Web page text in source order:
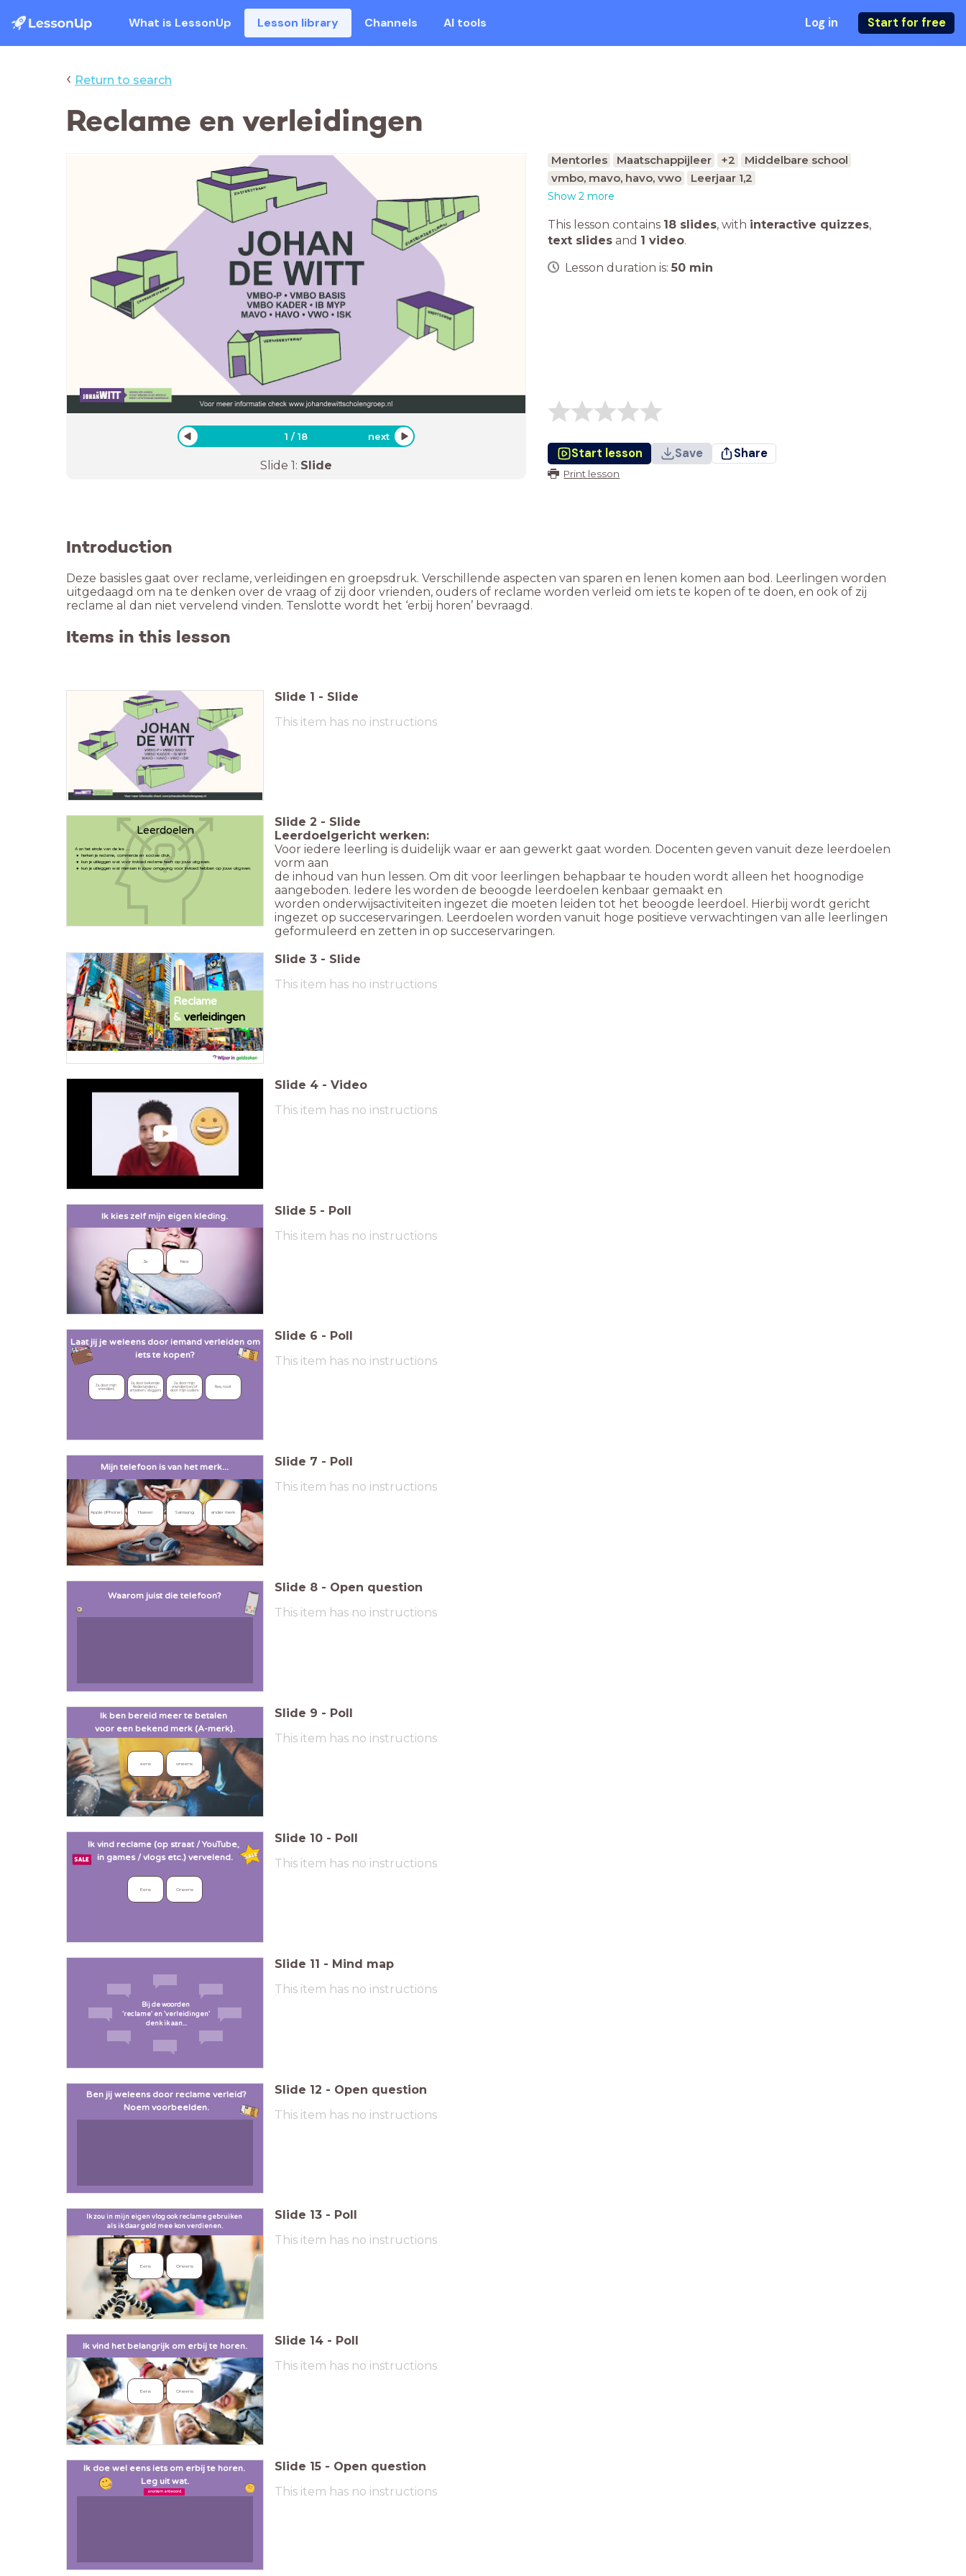
What is LessonUp Lesson library Channels AI tools Log in Start for free
‹ Return to search
Reclame en verleidingen
1 /18 next
Slide 1: Slide
Mentorles Maatschappijleer +2
Middelbare school
vmbo, mavo, havo, vwo
Leerjaar 1,2
Show 2 more
This lesson contains 18 slides, with interactive quizzes,
text slides and 1 video.
Lesson duration is: 50 min
Start lesson Save Share
Print lesson
Introduction
Deze basisles gaat over reclame, verleidingen en groepsdruk. Verschillende aspecten van sparen en lenen komen aan bod. Leerlingen worden
uitgedaagd om na te denken over de vraag of zij door vrienden, ouders of reclame worden verleid om iets te kopen of te doen, en ook of zij
reclame al dan niet vervelend vinden. Tenslotte wordt het ‘erbij horen’ bevraagd.
Items in this lesson
Slide 1 - Slide
This item has no instructions
Leerdoelen
Aan het einde van de les ...
herken je reclame, commercie en sociale druk.
kun je uitleggen wat voor invloed reclame heeft op jouw uitgaven.
kun je uitleggen wat mensen in jouw omgeving voor invloed hebben op jouw uitgaven.
Slide 2 - Slide
Leerdoelgericht werken:
Voor iedere leerling is duidelijk waar er aan gewerkt gaat worden. Docenten geven vanuit deze leerdoelen
vorm aan
de inhoud van hun lessen. Om dit voor leerlingen behapbaar te houden wordt alleen het hoognodige
aangeboden. Iedere les worden de beoogde leerdoelen kenbaar gemaakt en
worden onderwijsactiviteiten ingezet die moeten leiden tot het beoogde leerdoel. Hierbij wordt gericht
ingezet op succeservaringen. Leerdoelen worden vanuit hoge positieve verwachtingen van alle leerlingen
geformuleerd en zetten in op succeservaringen.
Reclame
&verleidingen
Slide 3 - Slide
This item has no instructions
Slide 4 - Video
This item has no instructions
Ik kies zelf mijn eigen kleding.
Ja Nee
Slide 5 - Poll
This item has no instructions
Laat jij je weleens door iemand verleiden om
iets te kopen?
Ja, door mijn
vriend(en)
Ja, door bekende
Nederlanders /
artiesten / vloggers
Ja, door mijn
vriend(en) en/of
door mijn ouders
Nee, nooit
Slide 6 - Poll
This item has no instructions
Mijn telefoon is van het merk...
Apple (iPhone) Huawei Samsung ander merk
Slide 7 - Poll
This item has no instructions
Waarom juist die telefoon?
Slide 8 - Open question
This item has no instructions
Ik ben bereid meer te betalen
voor een bekend merk (A-merk).
eens oneens
Slide 9 - Poll
This item has no instructions
Ik vind reclame (op straat / YouTube,
in games / vlogs etc.) vervelend.
Eens Oneens
Slide 10 - Poll
This item has no instructions
Bij de woorden
'reclame' en 'verleidingen'
denk ik aan...
Slide 11 - Mind map
This item has no instructions
Ben jij weleens door reclame verleid?
Noem voorbeelden.
Slide 12 - Open question
This item has no instructions
Ik zou in mijn eigen vlog ook reclame gebruiken
als ik daar geld mee kon verdienen.
Eens Oneens
Slide 13 - Poll
This item has no instructions
Ik vind het belangrijk om erbij te horen.
Eens Oneens
Slide 14 - Poll
This item has no instructions
Ik doe wel eens iets om erbij te horen.
Leg uit wat.
anoniem antwoord
Slide 15 - Open question
This item has no instructions